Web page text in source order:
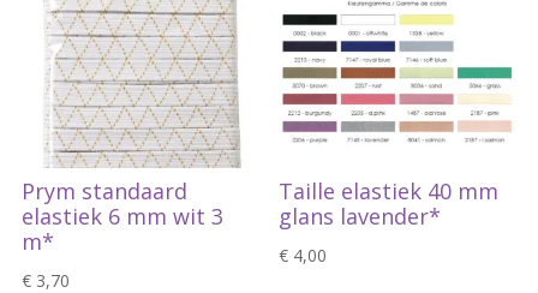
Prym standaard
elastiek 6 mm wit 3
m*
€3,70
Taille elastiek 40 mm
glans lavender*
€ 4,00